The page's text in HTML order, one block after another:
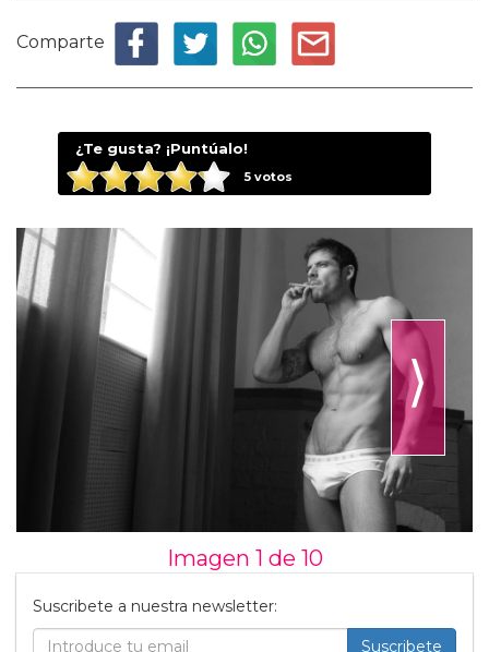
Comparte
¿Te gusta? ¡Puntúalo!
5votos
⟩
Imagen 1 de 10
Suscribete a nuestra newsletter:
Suscribete